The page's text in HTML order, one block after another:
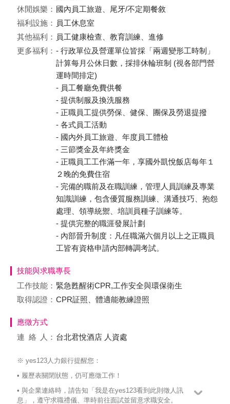
休閒娛樂： 國內員工旅遊、尾牙/不定期餐敘
福利設施： 員工休息室
其他福利： 員工健康檢查、教育訓練、進修
更多福利： - 行政單位及營運單位皆採「兩週變形工時制」
計算每月公休日數，採排休輪班制 (視各部門營
運時間排定)
- 員工餐廳免費供餐
- 提供制服及換洗服務
- 正職員工提供勞保、健保、團保及勞退提撥
- 各式員工活動
- 國內外員工旅遊、年度員工體檢
- 三節獎金及年終獎金
- 正職員工工作滿一年，享國外凱悅飯店每年１
２晚的免費住宿
- 完備的職前及在職訓練，管理人員訓練及專業
知識訓練，包含優質服務訓練、溝通技巧、抱怨
處理、領導統禦、培訓員種子訓練等。
- 提供完整的職涯發展計劃
- 內部晉升制度：凡任職滿六個月以上之正職員
工皆有資格申請內部轉調考試。
技能與求職專長
工作技能： 緊急甦醒術CPR,工作安全與環保衛生
取得認證： CPR証照、體適能教練證照
應徵方式
連絡
人： 台北君悅酒店 人資處
※ yes123人力銀行提醒您：
• 履歷表關閉狀態，仍可應徵工作！
• 與企業連絡時，請告知「我是在yes123看到此則徵人訊
息」，遵守求職禮儀、準時前往面試並留意求職安全。